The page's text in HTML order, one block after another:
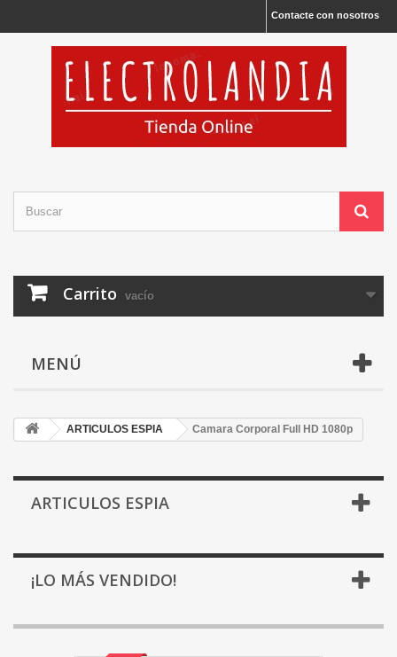
Contacte con nosotros
Carrito vacío
MENÚ
ARTICULOS ESPIA Camara Corporal Full HD 1080p
ARTICULOS ESPIA
¡LO MÁS VENDIDO!